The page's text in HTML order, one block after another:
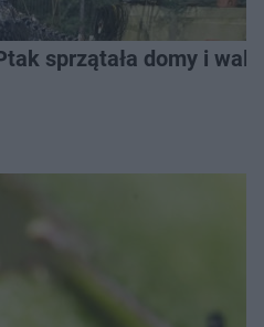
sprzątała domy i